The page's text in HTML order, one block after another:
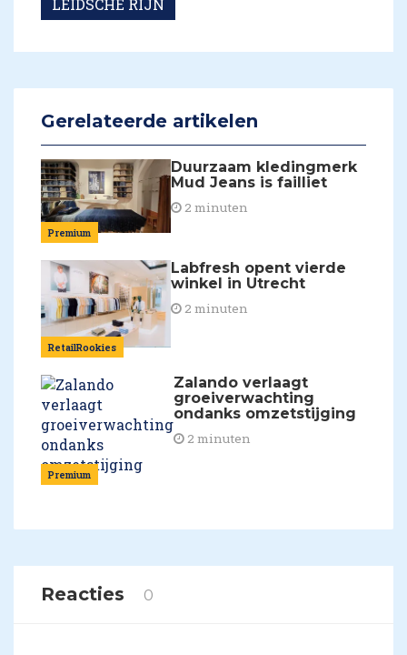
LEIDSCHE RIJN
Gerelateerde artikelen
Premium
Duurzaam kledingmerk
Mud Jeans is failliet
2 minuten
RetailRookies
Labfresh opent vierde
winkel in Utrecht
2 minuten
Premium
Zalando verlaagt
groeiverwachting
ondanks omzetstijging
2 minuten
Reacties 0